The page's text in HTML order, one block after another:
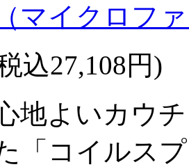
（マイクロフ
込27,108円)
地よいカウ
「コイルス